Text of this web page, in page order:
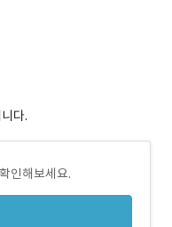
다.
인해보세요.